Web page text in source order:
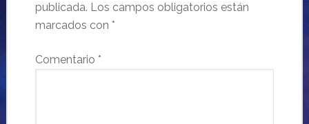
publicada. Los campos obligatorios están
marcados con *
Comentario *